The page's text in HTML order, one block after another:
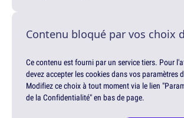
Contenu bloqué par vos choix
Ce contenu est fourni par un service tiers. Pour
devez accepter les cookies dans vos paramètres
Modifiez ce choix à tout moment via le lien
de la Confidentialité" en bas de page.